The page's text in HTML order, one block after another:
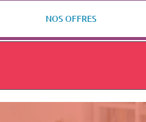
NOS OFFRES